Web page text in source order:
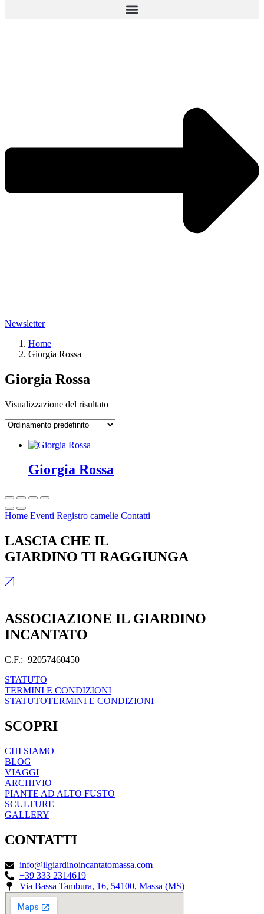
Newsletter
Home
Giorgia Rossa
Giorgia Rossa
Visualizzazione del risultato
Giorgia Rossa
Home Eventi Registro camelie Contatti
LASCIA CHE IL
GIARDINO TI RAGGIUNGA
ASSOCIAZIONE IL GIARDINO
INCANTATO
C.F.: 92057460450
STATUTO
TERMINI E CONDIZIONI
STATUTOTERMINI E CONDIZIONI
SCOPRI
CHI SIAMO
BLOG
VIAGGI
ARCHIVIO
PIANTE AD ALTO FUSTO
SCULTURE
GALLERY
CONTATTI
info@ilgiardinoincantatomassa.com
+39 333 2314619
Via Bassa Tambura, 16, 54100, Massa (MS)